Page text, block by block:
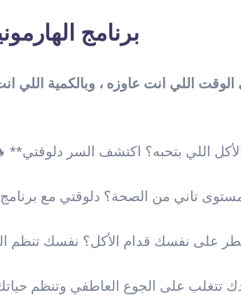
برنامج
اللي انت عاوزه ، وبالكمية اللي
نفسك قدام الأكل؟ نفسك تنظم
على الجوع العاطفي وتنظم حياتك